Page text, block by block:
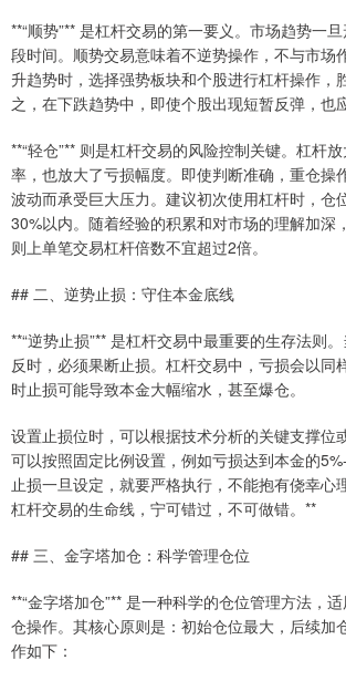
**“顺势”** 是杠杆交易的第一要义。市场趋势一
段时间。顺势交易意味着不逆势操作，不与市场
升趋势时，选择强势板块和个股进行杠杆操作，
之，在下跌趋势中，即使个股出现短暂反弹，也
**“轻仓”** 则是杠杆交易的风险控制关键。杠杆
率，也放大了亏损幅度。即使判断准确，重仓操
波动而承受巨大压力。建议初次使用杠杆时，仓
30%以内。随着经验的积累和对市场的理解加深
则上单笔交易杠杆倍数不宜超过2倍。
## 二、逆势止损：守住本金底线
**“逆势止损”** 是杠杆交易中最重要的生存法则
反时，必须果断止损。杠杆交易中，亏损会以同
时止损可能导致本金大幅缩水，甚至爆仓。
设置止损位时，可以根据技术分析的关键支撑位
可以按照固定比例设置，例如亏损达到本金的
止损一旦设定，就要严格执行，不能抱有侥幸心
杠杆交易的生命线，宁可错过，不可做错。**
## 三、金字塔加仓：科学管理仓位
**“金字塔加仓”** 是一种科学的仓位管理方法，
仓操作。其核心原则是：初始仓位最大，后续加
作如下：